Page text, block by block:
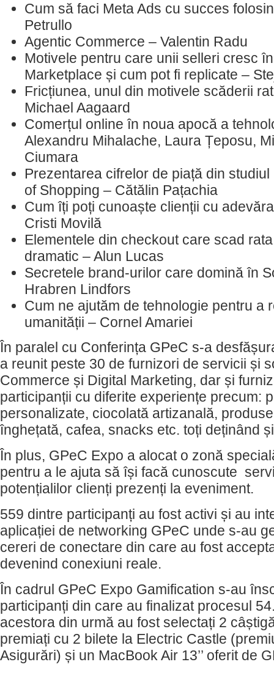
Cum să faci Meta Ads cu succes
Petrullo
Agentic Commerce – Valentin Radu
Motivele pentru care unii selleri cresc
Marketplace și cum pot fi replicate –
Fricțiunea, unul din motivele scăderii
Michael Aagaard
Comerțul online în noua apocă a
Alexandru Mihalache, Laura Țeposu,
Ciumara
Prezentarea cifrelor de piață din
of Shopping – Cătălin Pațachia
Cum îți poți cunoaște clienții cu
Cristi Movilă
Elementele din checkout care scad
dramatic – Alun Lucas
Secretele brand-urilor care domină în
Hrabren Lindfors
Cum ne ajutăm de tehnologie pentru a
umanității – Cornel Amariei
În paralel cu Conferința GPeC s-a
a reunit peste 30 de furnizori de servicii și
Commerce și Digital Marketing, dar și
participanții cu diferite experiențe precum:
personalizate, ciocolată artizanală,
înghețată, cafea, snacks etc. toți deținând
În plus, GPeC Expo a alocat o zonă
pentru a le ajuta să își facă cunoscute
potențialilor clienți prezenți la eveniment.
559 dintre participanți au fost activi și au
aplicației de networking GPeC unde s-au
cereri de conectare din care au fost
devenind conexiuni reale.
În cadrul GPeC Expo Gamification s-au
participanți din care au finalizat procesul
acestora din urmă au fost selectați 2
premiați cu 2 bilete la Electric Castle
Asigurări) și un MacBook Air 13’’ oferit de